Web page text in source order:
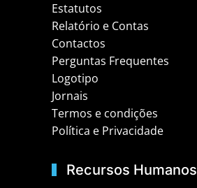
Estatutos
Relatório e Contas
Contactos
Perguntas Frequentes
Logotipo
Jornais
Termos e condições
Política e Privacidade
Recursos Humanos